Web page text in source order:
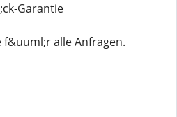
Garantie
alle Anfragen.